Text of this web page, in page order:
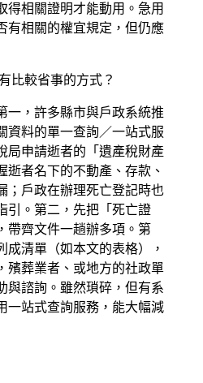
得相關證明才能動用。急用
有相關的權宜規定，但仍應
比較省事的方式？
一，許多縣市與戶政系統推
資料的單一查詢／一站式服
局申請逝者的「遺產稅財產
逝者名下的不動產、存款、
；戶政在辦理死亡登記時也
引。第二，先把「死亡證
帶齊文件一趟辦多項。第
成清單（如本文的表格），
殯葬業者、或地方的社政單
與諮詢。雖然瑣碎，但有系
一站式查詢服務，能大幅減